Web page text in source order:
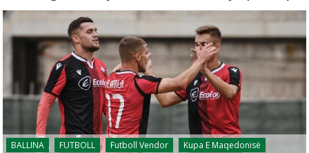
BALLINA FUTBOLL Futboll Vendor
Kupa E Maqedonisë